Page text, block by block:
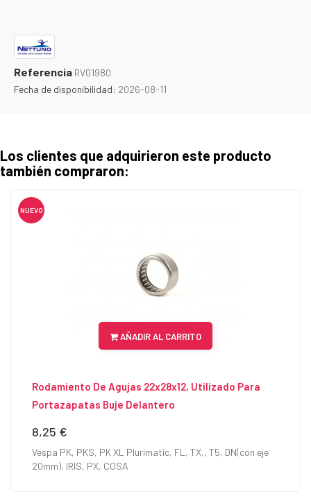
Referencia RV01980
Fecha de disponibilidad: 2026-08-11
Los clientes que adquirieron este producto
también compraron:
NUEVO
AÑADIR AL CARRITO
Rodamiento De Agujas 22x28x12, Utilizado Para
Portazapatas Buje Delantero
Precio
8,25 €
Vespa PK, PKS, PK XL Plurimatic, FL, TX,, T5, DN(con eje
20mm), IRIS, PX, COSA